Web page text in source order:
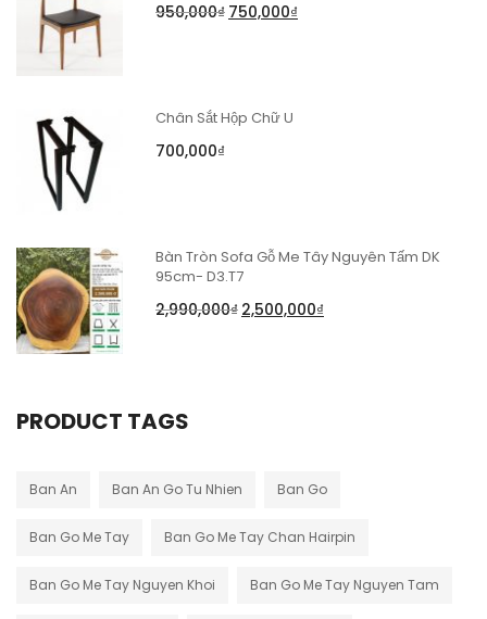
950,000₫ 750,000₫
Chân Sắt Hộp Chữ U
700,000₫
Bàn Tròn Sofa Gỗ Me Tây Nguyên Tấm DK
95cm- D3.T7
2,990,000₫ 2,500,000₫
PRODUCT TAGS
Ban An Ban An Go Tu Nhien Ban Go
Ban Go Me Tay Ban Go Me Tay Chan Hairpin
Ban Go Me Tay Nguyen Khoi Ban Go Me Tay Nguyen Tam